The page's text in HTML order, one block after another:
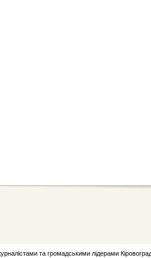
та громадськими лідерами